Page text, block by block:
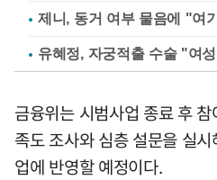
제니, 동거 여부 물음에 "여
유혜정, 자궁적출 수술 "여
금융위는 시범사업 종료 후
족도 조사와 심층 설문을 실
업에 반영할 예정이다.